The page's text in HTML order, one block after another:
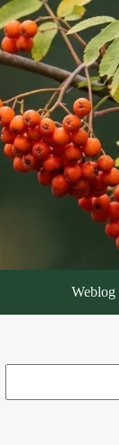
Weblog